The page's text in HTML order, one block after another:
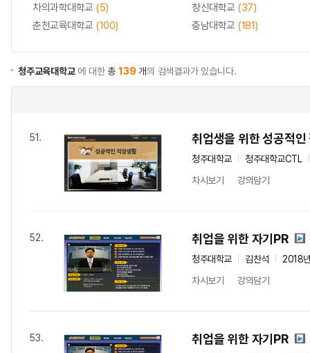
차의과학대학교 (5) 창신대학교 (37)
춘천교육대학교 (100) 충남대학교 (181)
청주교육대학교에 대한총139 개의 검색결과가 있습니다.
51. 취업생을 위한 성공적인
청주대학교 청주대학교CTL
차시보기
강의담기
52. 취업을 위한 자기PR
청주대학교 김찬석
2018
차시보기
강의담기
53. 취업을 위한 자기PR